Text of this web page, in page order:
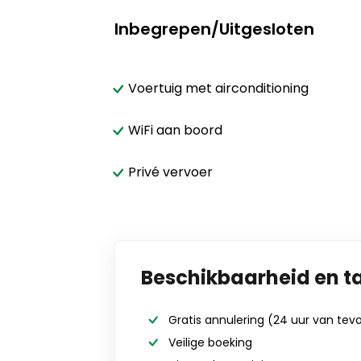
Inbegrepen/Uitgesloten
Voertuig met airconditioning
WiFi aan boord
Privé vervoer
Beschikbaarheid en
Gratis annulering (24 uur van
Veilige boeking